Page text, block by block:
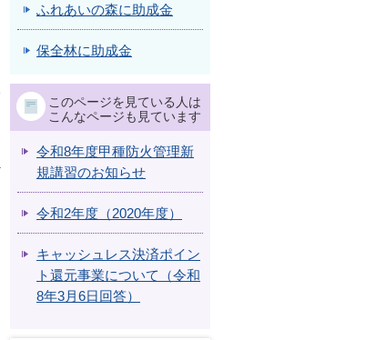
ふれあいの森に助成金
保全林に助成金
このページを見ている人は
こんなページも見ています
令和8年度甲種防火管理新
規講習のお知らせ
令和2年度（2020年度）
キャッシュレス決済ポイン
ト還元事業について（令和
8年3月6日回答）